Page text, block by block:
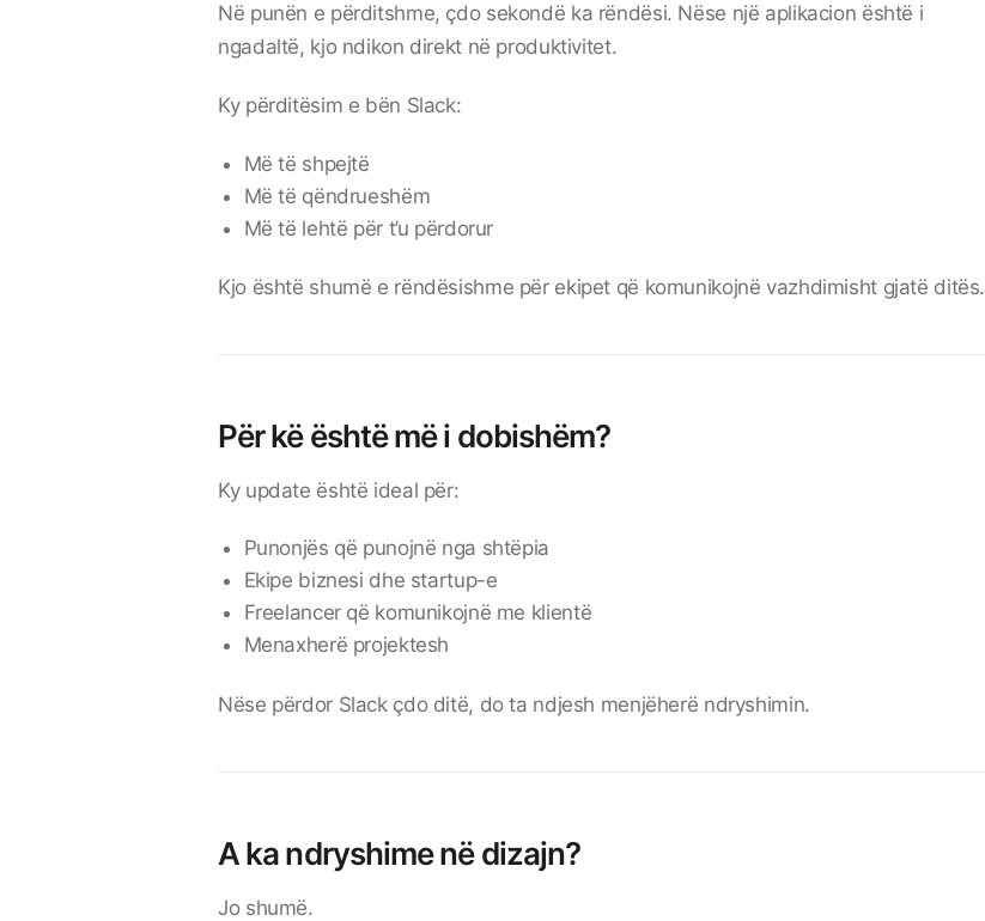
Në punën e përditshme, çdo sekondë ka rëndësi. Nëse një aplikacion është i
ngadaltë, kjo ndikon direkt në produktivitet.
Ky përditësim e bën Slack:
Më të shpejtë
Më të qëndrueshëm
Më të lehtë për t’u përdorur
Kjo është shumë e rëndësishme për ekipet që komunikojnë vazhdimisht gjatë ditës.
Për kë është më i dobishëm?
Ky update është ideal për:
Punonjës që punojnë nga shtëpia
Ekipe biznesi dhe startup-e
Freelancer që komunikojnë me klientë
Menaxherë projektesh
Nëse përdor Slack çdo ditë, do ta ndjesh menjëherë ndryshimin.
A ka ndryshime në dizajn?
Jo shumë.